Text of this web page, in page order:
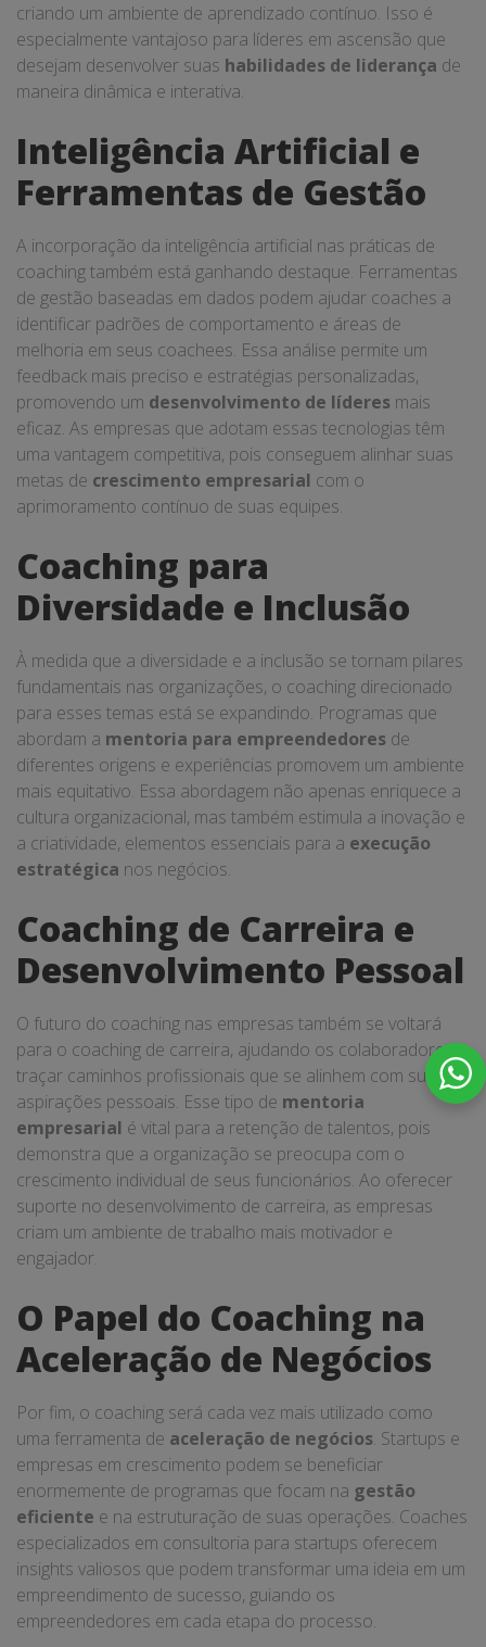
criando um ambiente de aprendizado contínuo. Isso é
especialmente vantajoso para líderes em ascensão que
desejam desenvolver suas habilidades de liderança de
maneira dinâmica e interativa.
Inteligência Artificial e
Ferramentas de Gestão
A incorporação da inteligência artificial nas práticas de
coaching também está ganhando destaque. Ferramentas
de gestão baseadas em dados podem ajudar coaches a
identificar padrões de comportamento e áreas de
melhoria em seus coachees. Essa análise permite um
feedback mais preciso e estratégias personalizadas,
promovendo um desenvolvimento de líderes mais
eficaz. As empresas que adotam essas tecnologias têm
uma vantagem competitiva, pois conseguem alinhar suas
metas de crescimento empresarial com o
aprimoramento contínuo de suas equipes.
Coaching para
Diversidade e Inclusão
À medida que a diversidade e a inclusão se tornam pilares
fundamentais nas organizações, o coaching direcionado
para esses temas está se expandindo. Programas que
abordam a mentoria para empreendedores de
diferentes origens e experiências promovem um ambiente
mais equitativo. Essa abordagem não apenas enriquece a
cultura organizacional, mas também estimula a inovação e
a criatividade, elementos essenciais para a execução
estratégica nos negócios.
Coaching de Carreira e
Desenvolvimento Pessoal
O futuro do coaching nas empresas também se voltará
para o coaching de carreira, ajudando os colaboradores a
traçar caminhos profissionais que se alinhem com suas
aspirações pessoais. Esse tipo de mentoria
empresarial é vital para a retenção de talentos, pois
demonstra que a organização se preocupa com o
crescimento individual de seus funcionários. Ao oferecer
suporte no desenvolvimento de carreira, as empresas
criam um ambiente de trabalho mais motivador e
engajador.
O Papel do Coaching na
Aceleração de Negócios
Por fim, o coaching será cada vez mais utilizado como
uma ferramenta de aceleração de negócios. Startups e
empresas em crescimento podem se beneficiar
enormemente de programas que focam na gestão
eficiente e na estruturação de suas operações. Coaches
especializados em consultoria para startups oferecem
insights valiosos que podem transformar uma ideia em um
empreendimento de sucesso, guiando os
empreendedores em cada etapa do processo.